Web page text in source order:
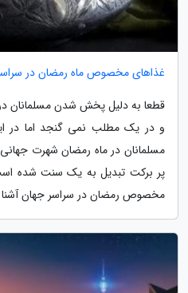
غذاهای مخصوص ماه رمضان در
قطعا به دلیل پخش شدن مسلمانان
و در یک مطلب نمی گنجد اما در
مسلمانان در ماه رمضان شهرت
پر برکت تبدیل به یک سنت شده
مخصوص رمضان در سراسر جهان